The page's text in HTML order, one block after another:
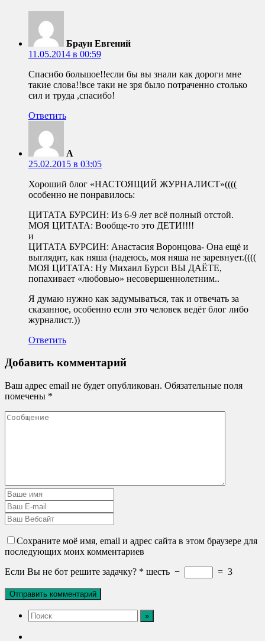
Браун Евгений
11.05.2014 в 00:59
Спасибо большое!!если бы вы знали как дороги мне
такие слова!!все таки не зря было потраченно столько
сил и труда ,спасибо!
Ответить
A
25.02.2015 в 03:05
Хороший блог «НАСТОЯЩИЙ ЖУРНАЛИСТ»((((
особенно не понравилось:
ЦИТАТА БУРСИН: Из 6-9 лет всё полный отстой.
МОЯ ЦИТАТА: Вообще-то это ДЕТИ!!!!
и
ЦИТАТА БУРСИН: Анастасия Воронцова- Она ещё и
выглядит, как няша (надеюсь, моя няша не заревнует.((((
МОЯ ЦИТАТА: Ну Михаил Бурси ВЫ ДАЁТЕ,
попахивает «любовью» несовершеннолетним..
Я думаю нужно как задумываться, так и отвечать за
сказанное, особенно если это человек ведёт блог либо
журналист.))
Ответить
Добавить комментарий
Ваш адрес email не будет опубликован. Обязательные поля
помечены *
Сохраните моё имя, email и адрес сайта в этом браузере для
последующих моих комментариев
Если Вы не бот решите задачку? * шесть − = 3